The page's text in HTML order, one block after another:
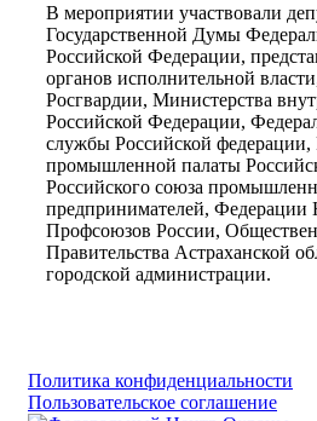
В мероприятии участвовали
Государственной Думы
Российской Федерации,
органов исполнительной
Росгвардии, Министерства
Российской Федерации,
службы Российской федерации,
промышленной палаты
Российского союза
предпринимателей, Федерации
Профсоюзов России,
Правительства Астраханской
городской администрации.
Политика конфиденциальности
Пользовательское соглашение